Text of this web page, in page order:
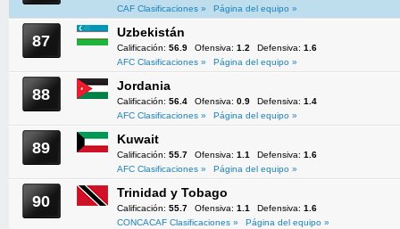
CAF Clasificaciones »
Página del equipo »
87 Uzbekistán
Calificación: 56.9 Ofensiva: 1.2 Defensiva: 1.6
AFC Clasificaciones »
Página del equipo »
88 Jordania
Calificación: 56.4 Ofensiva: 0.9 Defensiva: 1.4
AFC Clasificaciones »
Página del equipo »
89 Kuwait
Calificación: 55.7 Ofensiva: 1.1 Defensiva: 1.6
AFC Clasificaciones »
Página del equipo »
90 Trinidad y Tobago
Calificación: 55.7 Ofensiva: 1.1 Defensiva: 1.6
CONCACAF Clasificaciones »
Página del equipo »